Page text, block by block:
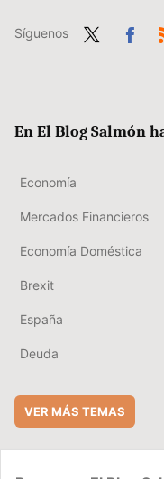
Síguenos
En El Blog Salmón
Economía
Mercados Financieros
Economía Doméstica
Brexit
España
Deuda
VER MÁS TEMAS